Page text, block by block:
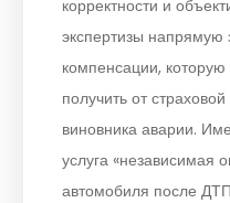
корректности и
экспертизы напрямую
компенсации,
получить от
виновника аварии.
услуга «независимая
автомобиля после